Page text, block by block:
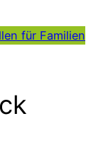
für Familien